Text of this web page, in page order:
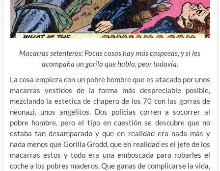
Macarras setenteros: Pocas cosas hay más casposas, y si les
acompaña un gorila que habla, peor todavía.
La cosa empieza con un pobre hombre que es atacado por unos
macarras vestidos de la forma más despreciable posible,
mezclando la estetica de chapero de los 70 con las gorras de
neonazi, unos angelitos. Dos policias corren a socorrer al
pobre hombre, pero el tipo en cuestión se descubre que no
estaba tan desamparado y que en realidad era nada más y
nada menos que Gorilla Grodd, que en realidad es el jefe de los
macarras estos y todo era una emboscada para robarles el
coche a los pobres maderos. Que ganas de complicarse la vida,